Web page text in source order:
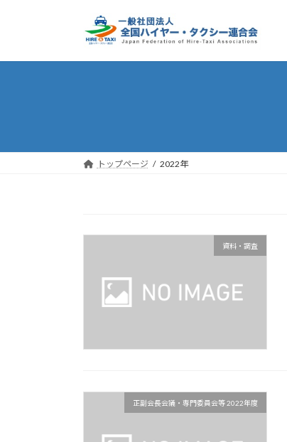
ン
ー
トップページ 2022年
資料・調査
正副会長会議・専門委員会等 2022年度